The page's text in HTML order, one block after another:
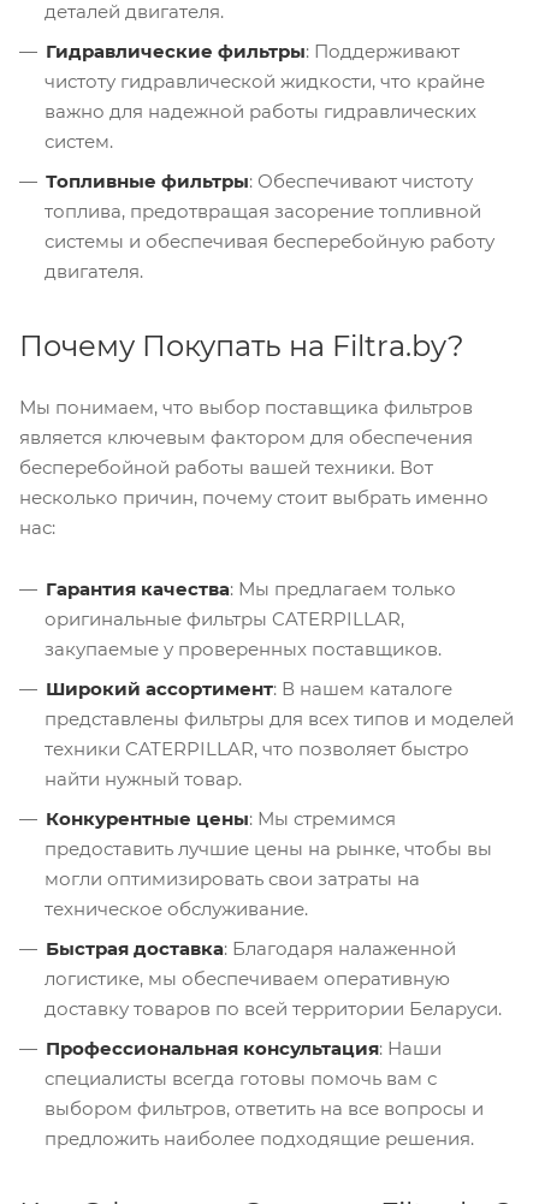
деталей двигателя.
Гидравлические фильтры: Поддерживают
чистоту гидравлической жидкости, что крайне
важно для надежной работы гидравлических
систем.
Топливные фильтры: Обеспечивают чистоту
топлива, предотвращая засорение топливной
системы и обеспечивая бесперебойную работу
двигателя.
Почему Покупать на Filtra.by?
Мы понимаем, что выбор поставщика фильтров
является ключевым фактором для обеспечения
бесперебойной работы вашей техники. Вот
несколько причин, почему стоит выбрать именно
нас:
Гарантия качества: Мы предлагаем только
оригинальные фильтры CATERPILLAR,
закупаемые у проверенных поставщиков.
Широкий ассортимент: В нашем каталоге
представлены фильтры для всех типов и моделей
техники CATERPILLAR, что позволяет быстро
найти нужный товар.
Конкурентные цены: Мы стремимся
предоставить лучшие цены на рынке, чтобы вы
могли оптимизировать свои затраты на
техническое обслуживание.
Быстрая доставка: Благодаря налаженной
логистике, мы обеспечиваем оперативную
доставку товаров по всей территории Беларуси.
Профессиональная консультация: Наши
специалисты всегда готовы помочь вам с
выбором фильтров, ответить на все вопросы и
предложить наиболее подходящие решения.